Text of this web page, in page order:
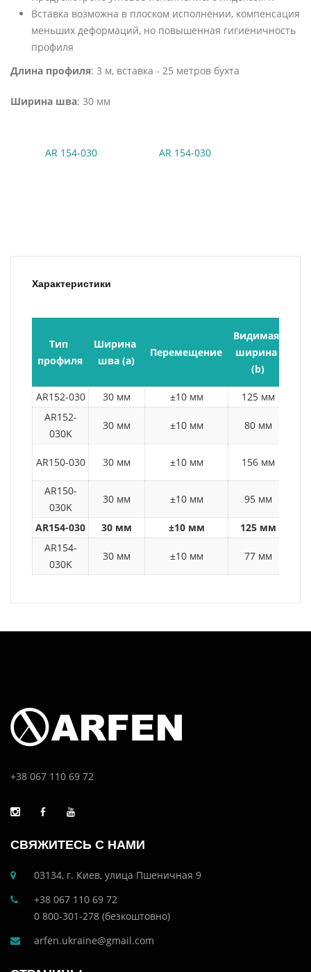
Вставка возможна в плоском исполнении, компенсация
меньших деформаций, но повышенная гигиеничность
профиля
Длина профиля: 3 м, вставка - 25 метров бухта
Ширина шва: 30 мм
AR 154-030 AR 154-030
Характеристики
Тип
профиля
Ширина
шва (a)
Перемещение
Видимая
ширина
(b)
AR152-030 30 мм ±10 мм 125 мм
AR152-
030K
30 мм ±10 мм 80 мм
AR150-030 30 мм ±10 мм 156 мм
AR150-
030K
30 мм ±10 мм 95 мм
AR154-030 30 мм ±10 мм 125 мм
AR154-
030K
30 мм ±10 мм 77 мм
+38 067 110 69 72
СВЯЖИТЕСЬ С НАМИ
03134, г. Киев, улица Пшеничная 9
+38 067 110 69 72
0 800-301-278 (безкоштовно)
arfen.ukraine@gmail.com